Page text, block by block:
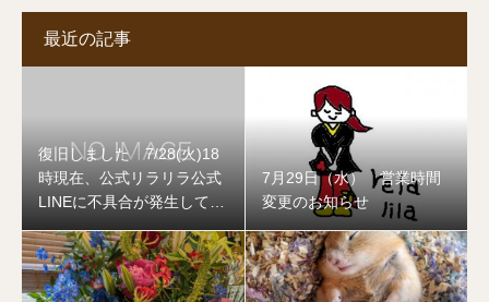
最近の記事
復旧しました 7/28(火)18
時現在、公式リラリラ公式
LINEに不具合が発生してお
7月29日（水） 営業時間
変更のお知らせ